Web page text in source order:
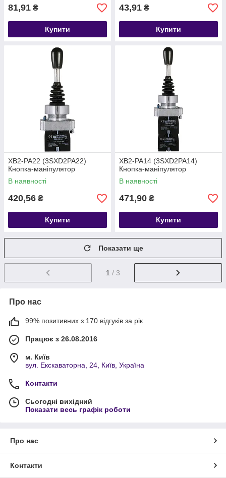
81,91 ₴
Купити
43,91 ₴
Купити
XB2-PA22 (3SXD2PA22)
Кнопка-маніпулятор
В наявності
420,56 ₴
Купити
XB2-PA14 (3SXD2PA14)
Кнопка-маніпулятор
В наявності
471,90 ₴
Купити
Показати ще
1 / 3
Про нас
99% позитивних з 170 відгуків за рік
Працює з 26.08.2016
м. Київ
вул. Екскаваторна, 24, Київ, Україна
Контакти
Сьогодні вихідний
Показати весь графік роботи
Про нас
Контакти